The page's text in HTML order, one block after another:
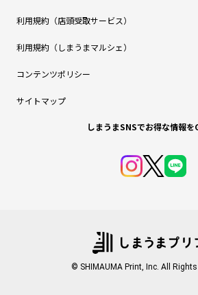
利用規約（店頭受取サービス）
利用規約（しまうまマルシェ）
コンテンツポリシー
サイトマップ
しまうまSNSでお得な情報を
© SHIMAUMA Print, Inc. All Rights